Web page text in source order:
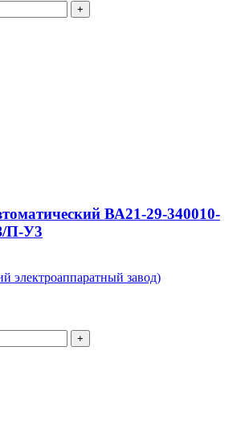
+
ВА21-29-340010-
П-У3
электроаппаратный завод)
+